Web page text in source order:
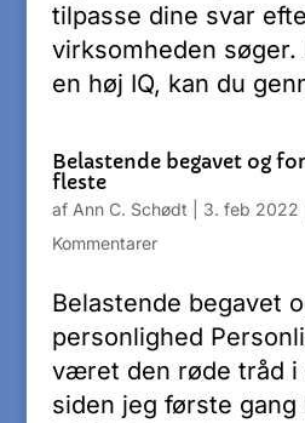
tilpasse dine svar
virksomheden
en høj IQ, kan du
Belastende begavet og
fleste
af Ann C. Schødt 3. feb 2022
Kommentarer
Belastende begavet
personlighed
været den røde tråd i
siden jeg første